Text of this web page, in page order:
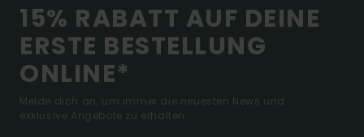
15% RABATT AUF DEINE
ERSTE BESTELLUNG
ONLINE*
Melde dich an, um immer die neuesten News und
exklusive Angebote zu erhalten.